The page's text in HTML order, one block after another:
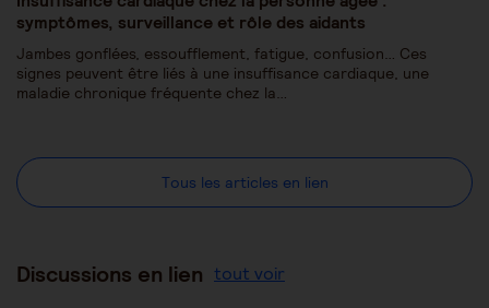
symptômes, surveillance et rôle des aidants
Jambes gonflées, essoufflement, fatigue, confusion… Ces
signes peuvent être liés à une insuffisance cardiaque, une
maladie chronique fréquente chez la…
Tous les articles en lien
Discussions en lien tout voir